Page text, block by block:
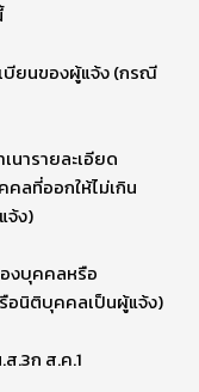
บียนของผู้แจ้ง (กรณี
นารายละเอียด
ลที่ออกให้ไม่เกิน
จ้ง)
งบุคคลหรือ
นิติบุคคลเป็นผู้แจ้ง)
.3ก ส.ค.1